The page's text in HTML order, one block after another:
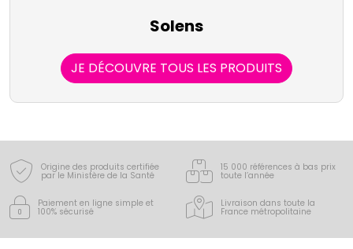
Solens
JE DÉCOUVRE TOUS LES PRODUITS
Origine des produits certifiée
par le Ministère de la Santé
15 000 références à bas prix
toute l’année
Paiement en ligne simple et
100% sécurisé
Livraison dans toute la
France métropolitaine